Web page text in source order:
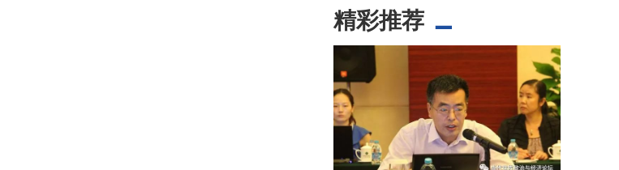
精彩推荐